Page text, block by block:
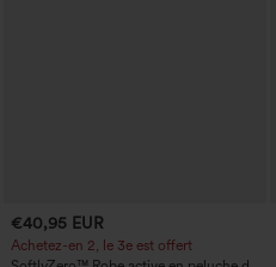
€40,95 EUR
Achetez-en 2, le 3e est offert